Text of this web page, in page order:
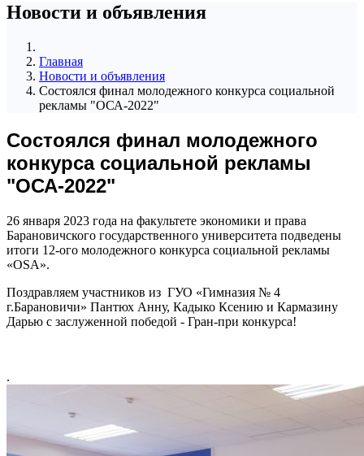
Новости и объявления
Главная
Новости и объявления
Состоялся финал молодежного конкурса социальной
рекламы "ОСА-2022"
Состоялся финал молодежного
конкурса социальной рекламы
"ОСА-2022"
26 января 2023 года на факультете экономики и права
Барановичского государственного университета подведены
итоги 12-ого молодежного конкурса социальной рекламы
«OSA».
Поздравляем участников из ГУО «Гимназия № 4
г.Барановичи» Пантюх Анну, Кадыко Ксению и Кармазину
Дарью с заслуженной победой - Гран-при конкурса!
.